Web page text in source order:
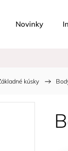
Novinky
kúsky /